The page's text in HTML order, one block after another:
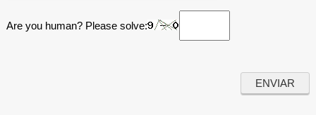
Are you human? Please solve: